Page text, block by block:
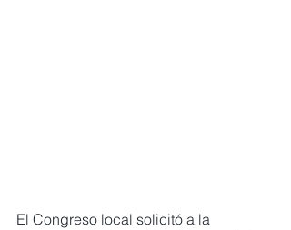
El Congreso local solicitó a la